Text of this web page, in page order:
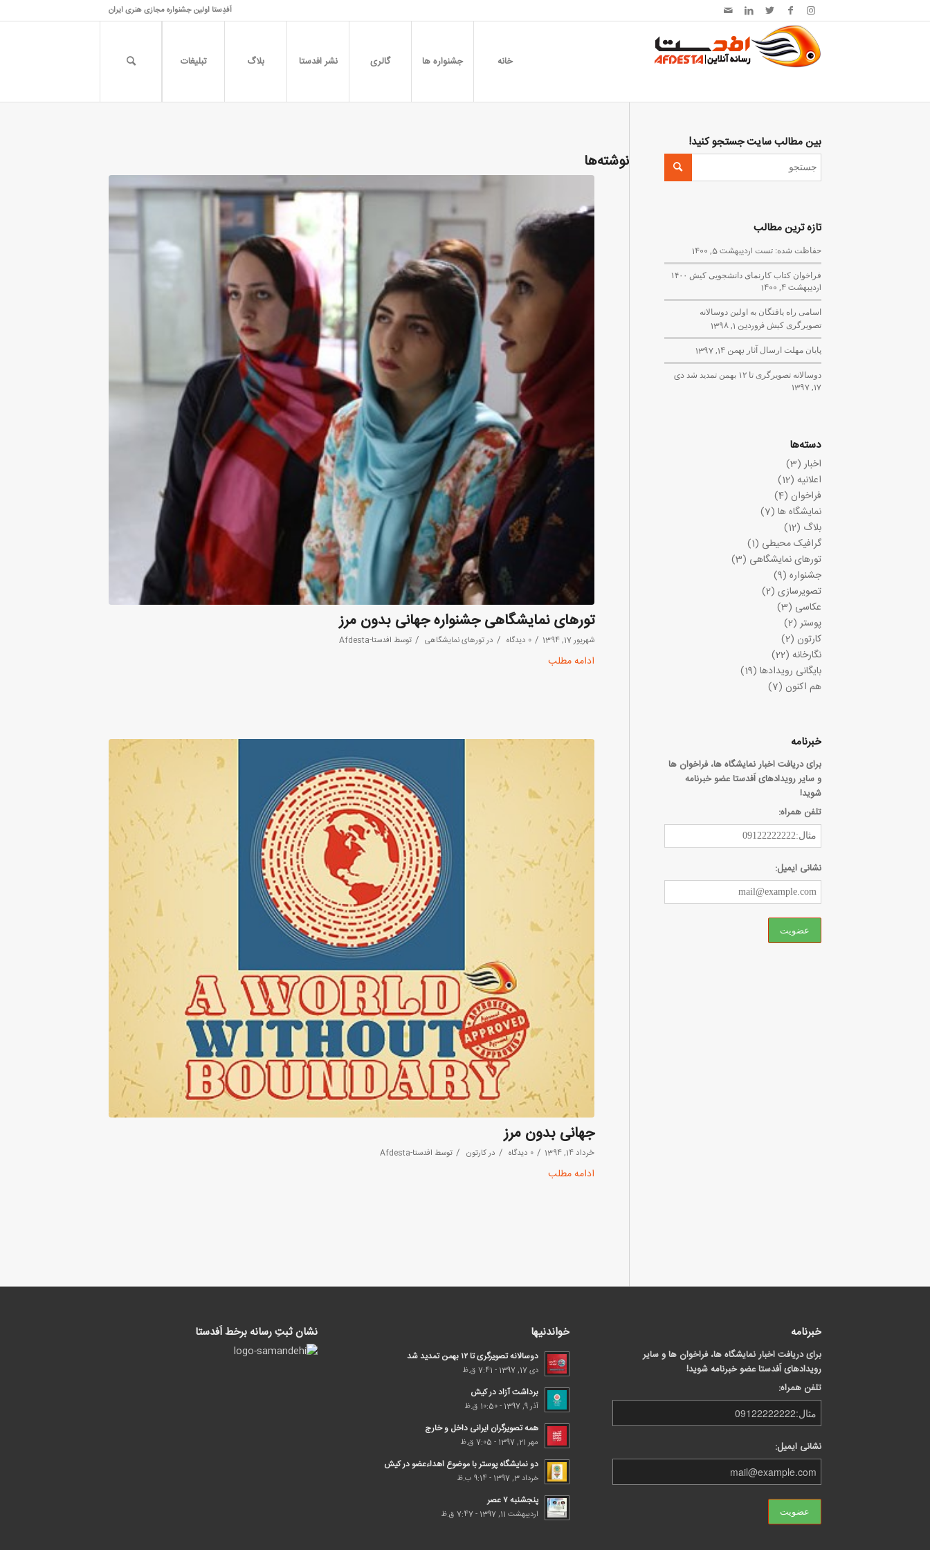
اَفدِستا اولین جشنواره مجازی هنری ایران
خانه جشنواره ها گالری نشر افدستا بلاگ تبلیغات
نوشته‌ها
تورهای نمایشگاهی جشنواره جهانی بدون مرز
شهریور 17, 1394 / 0 دیدگاه / درتورهای نمایشگاهی / توسط افدستا-Afdesta
ادامه مطلب
جهانی بدون مرز
خرداد 14, 1394 / 0 دیدگاه / درکارتون / توسط افدستا-Afdesta
ادامه مطلب
بین مطالب سایت جستجو کنید!
تازه ترین مطالب
حفاظت شده: تست اردیبهشت 5, 1400
فراخوان کتاب کارنمای دانشجویی کیش ۱۴۰۰
اردیبهشت 4, 1400
اسامی راه یافتگان به اولین دوسالانه
تصویرگری کیش فروردین 1, 1398
پایان مهلت ارسال آثار بهمن 14, 1397
دوسالانه تصویرگری تا ۱۲ بهمن تمدید شد
دی
17, 1397
دسته‌ها
اخبار(3)
اعلانیه (12)
فراخوان (4)
نمایشگاه ها (7)
بلاگ (12)
گرافیک محیطی (1)
تورهای نمایشگاهی (3)
جشنواره (9)
تصویرسازی (2)
عکاسی (3)
پوستر(2)
کارتون (2)
نگارخانه (22)
بایگانی رویدادها (19)
هم اکنون (7)
خبرنامه
برای دریافت اخبار نمایشگاه ها، فراخوان ها
و سایر رویدادهای اَفدستا عضو خبرنامه
شوید!
تلفن همراه:
نشانی ایمیل:
خبرنامه
برای دریافت اخبار نمایشگاه ها، فراخوان ها و سایر
رویدادهای اَفدستا عضو خبرنامه شوید!
تلفن همراه:
نشانی ایمیل:
خواندنیها
دوسالانه تصویرگری تا ۱۲ بهمن تمدید شد
دی 17, 1397 - 7:41 ق.ظ
برداشت آزاد در کیش
آذر 9, 1397 - 10:50 ق.ظ
همه تصویرگران ایرانی داخل و خارج
مهر 21, 1397 - 7:05 ق.ظ
دو نمایشگاه پوستر با موضوع اهداء‌عضو در کیش
خرداد 3, 1397 - 9:14 ب.ظ
پنجشنبه ۷ عصر
اردیبهشت 11, 1397 - 7:47 ق.ظ
نشان ثبتِ رسانه برخط اَفدستا